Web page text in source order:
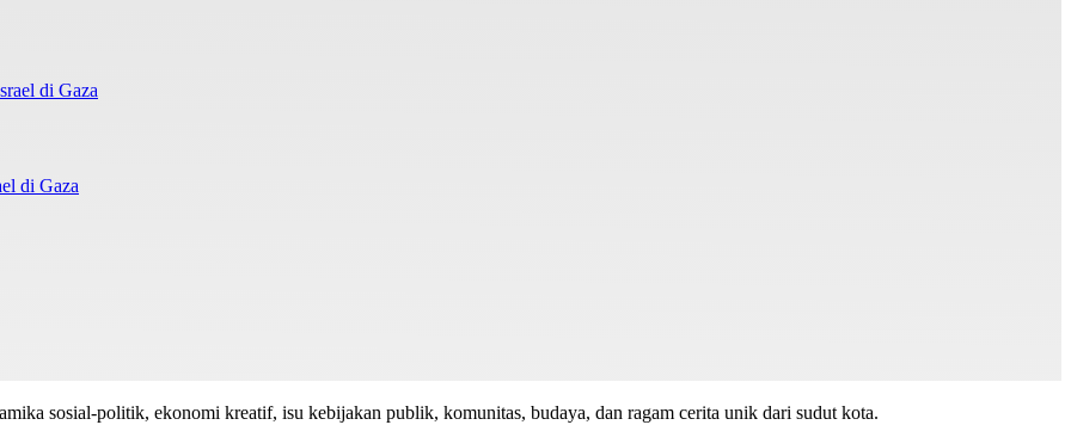
di Gaza
sosial-politik, ekonomi kreatif, isu kebijakan publik, komunitas, budaya, dan ragam cerita unik dari sudut kota.